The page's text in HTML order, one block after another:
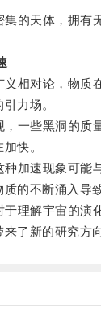
天体，拥有无
相对论，物质
力场。
一些黑洞的质
快。
加速现象可能
的不断涌入导
理解宇宙的演
了新的研究方向